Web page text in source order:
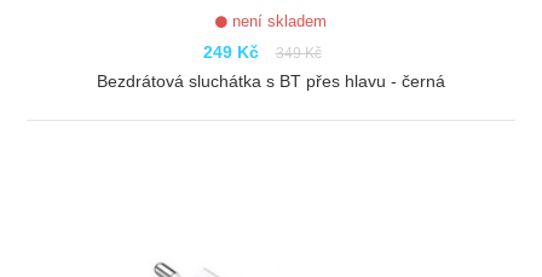
není skladem
249 Kč 349 Kč
Bezdrátová sluchátka s BT přes hlavu - černá